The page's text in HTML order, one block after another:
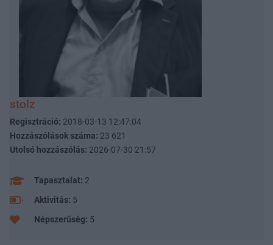
stolz
Regisztráció: 2018-03-13 12:47:04
Hozzászólások száma: 23 621
Utolsó hozzászólás: 2026-07-30 21:57
Tapasztalat: 2
Aktivitás: 5
Népszerűség: 5